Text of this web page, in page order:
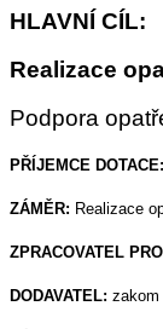
HLAVNÍ CÍL:
Realizace
Podpora
PŘÍJEMCE DOTACE:
ZÁMĚR: Realizace
ZPRACOVATEL
DODAVATEL: zakom